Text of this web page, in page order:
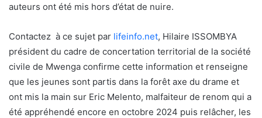
auteurs ont été mis hors d’état de nuire.
Contactez à ce sujet par lifeinfo.net, Hilaire ISSOMBYA
président du cadre de concertation territorial de la société
civile de Mwenga confirme cette information et renseigne
que les jeunes sont partis dans la forêt axe du drame et
ont mis la main sur Eric Melento, malfaiteur de renom qui a
été appréhendé encore en octobre 2024 puis relâcher, les